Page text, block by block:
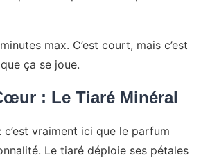
max. C’est court, mais c’est
ça se joue.
: Le Tiaré Minéral
c’est vraiment ici que le parfum
Le tiaré déploie ses pétales